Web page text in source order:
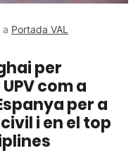
a Portada VAL
per
com a
per a
i en el top